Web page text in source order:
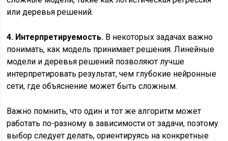
или деревья решений.
4. Интерпретируемость. В некоторых задачах важно
понимать, как модель принимает решения. Линейные
модели и деревья решений позволяют лучше
интерпретировать результат, чем глубокие нейронные
сети, где объяснение может быть сложным.
Важно помнить, что один и тот же алгоритм может
работать по-разному в зависимости от задачи, поэтому
выбор следует делать, ориентируясь на конкретные